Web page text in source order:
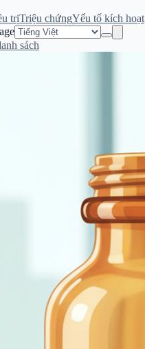
trịTriệu chứngYếu tố kích hoạt
sách